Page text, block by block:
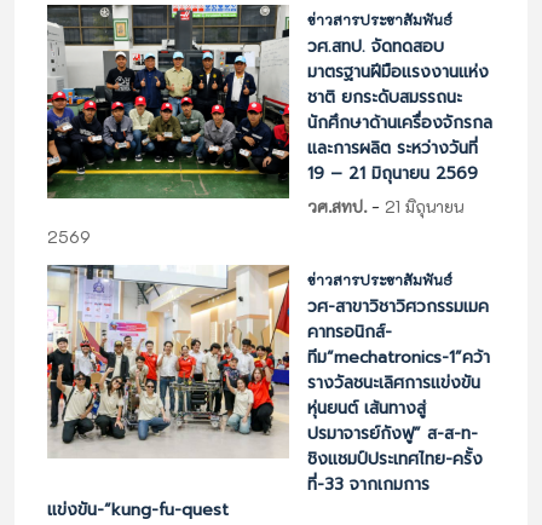
ข่าวสารประชาสัมพันธ์
วศ.สทป. จัดทดสอบ
มาตรฐานฝีมือแรงงานแห่ง
ชาติ ยกระดับสมรรถนะ
นักศึกษาด้านเครื่องจักรกล
และการผลิต ระหว่างวันที่
19 – 21 มิถุนายน 2569
วศ.สทป.- 21 มิถุนายน
2569
ข่าวสารประชาสัมพันธ์
วศ-สาขาวิชาวิศวกรรมเมค
คาทรอนิกส์-
ทีม“mechatronics-1”คว้า
รางวัลชนะเลิศการแข่งขัน
หุ่นยนต์ เส้นทางสู่
ปรมาจารย์กังฟู” ส-ส-ท-
ชิงแชมป์ประเทศไทย-ครั้ง
ที่-33 จากเกมการ
แข่งขัน-“kung-fu-quest